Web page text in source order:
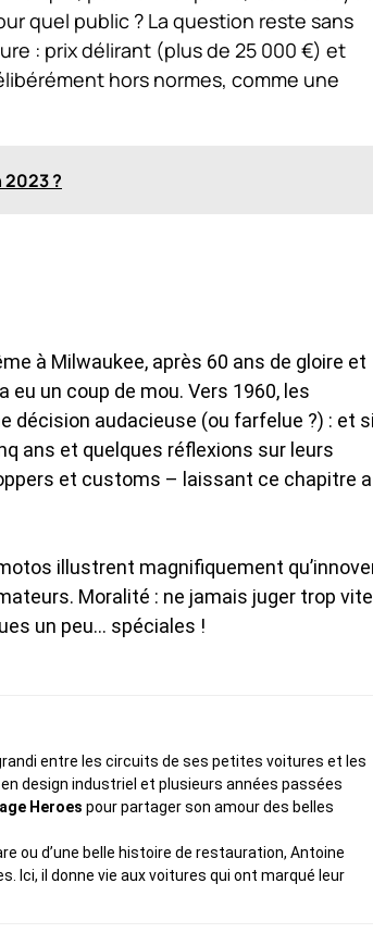
quel public ? La question reste sans
: prix délirant (plus de 25 000 €) et
hors normes, comme une
?
à Milwaukee, après 60 ans de gloire et
eu un coup de mou. Vers 1960, les
décision audacieuse (ou farfelue ?) : et
ans et quelques réflexions sur leurs
et customs – laissant ce chapitre
illustrent magnifiquement
Moralité : ne jamais juger trop vite
un peu… spéciales !
entre les circuits de ses petites voitures et les
design industriel et plusieurs années passées
Heroes pour partager son amour des belles
ou d’une belle histoire de restauration, Antoine
Ici, il donne vie aux voitures qui ont marqué leur